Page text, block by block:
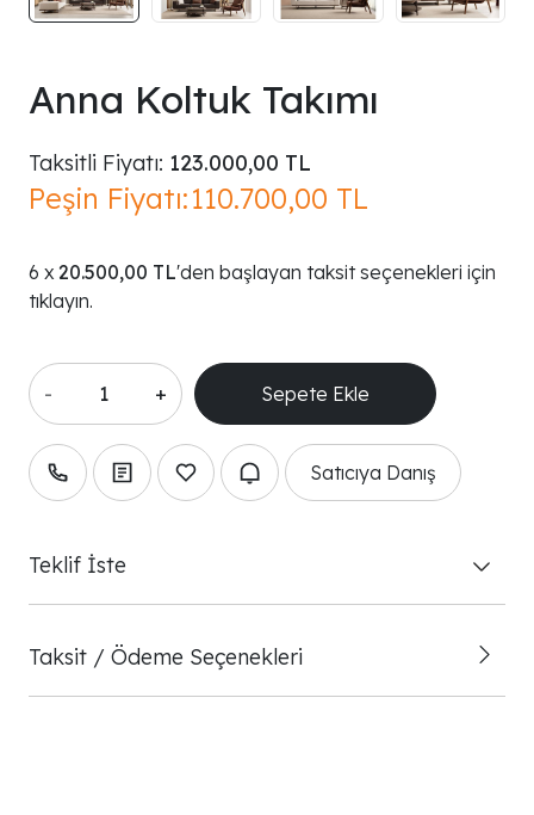
Anna Koltuk Takımı
Taksitli Fiyatı: 123.000,00 TL
Peşin Fiyatı:110.700,00 TL
20.500,00 TL'den başlayan taksit seçenekleri için
tıklayın.
- +
Satıcıya Danış
Teklif İste
Taksit / Ödeme Seçenekleri